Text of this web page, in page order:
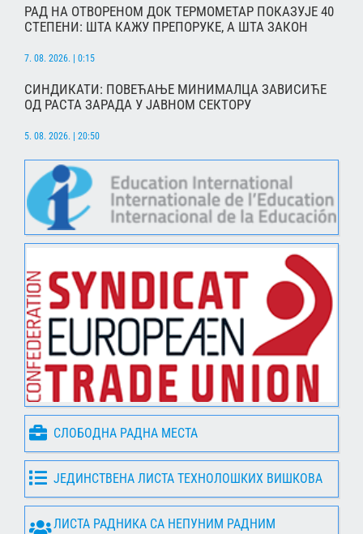
РАД НА ОТВОРЕНОМ ДОК ТЕРМОМЕТАР ПОКАЗУЈЕ 40
СТЕПЕНИ: ШТА КАЖУ ПРЕПОРУКЕ, А ШТА ЗАКОН
7. 08. 2026. | 0:15
СИНДИКАТИ: ПОВЕЋАЊЕ МИНИМАЛЦА ЗАВИСИЋЕ
ОД РАСТА ЗАРАДА У ЈАВНОМ СЕКТОРУ
5. 08. 2026. | 20:50
СЛОБОДНА РАДНА МЕСТА
ЈЕДИНСТВЕНА ЛИСТА ТЕХНОЛОШКИХ ВИШКОВА
ЛИСТА РАДНИКА СА НЕПУНИМ РАДНИМ